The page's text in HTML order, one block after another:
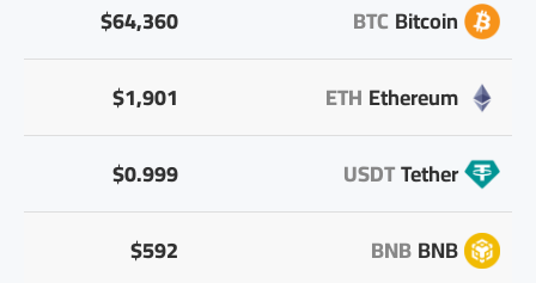
Bitcoin
BTC
$64,360
Ethereum
ETH
$1,901
Tether
USDT
$0.999
BNB
BNB
$592